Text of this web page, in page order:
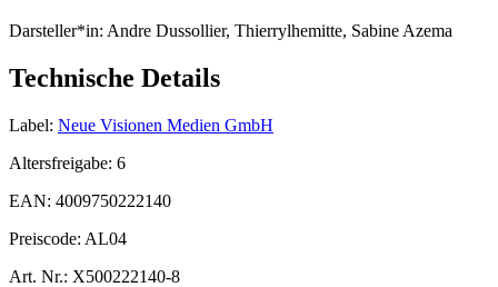
Darsteller*in: Andre Dussollier, Thierrylhemitte, Sabine Azema
Technische Details
Label: Neue Visionen Medien GmbH
Altersfreigabe: 6
EAN: 4009750222140
Preiscode: AL04
Art. Nr.: X500222140-8